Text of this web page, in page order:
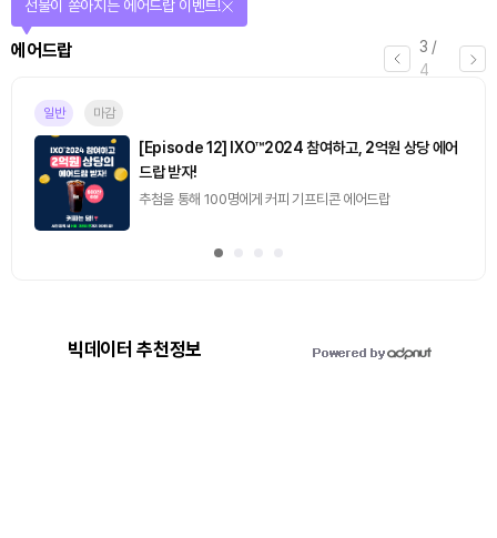
3 /
4
에어드랍
선물이 쏟아지는 에어드랍 이벤트!
일반 마감
[Episode 12] IXO™2024 참여하고, 2억원 상당 에어
드랍 받자!
추첨을 통해 100명에게 커피 기프티콘 에어드랍
빅데이터 추천정보